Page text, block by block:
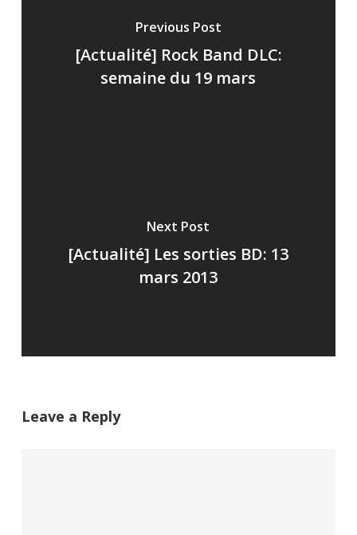
Previous Post
[Actualité] Rock Band DLC:
semaine du 19 mars
Next Post
[Actualité] Les sorties BD: 13
mars 2013
Leave a Reply